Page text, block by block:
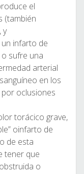
el
(también
y
infarto de
sufre una
arterial
en los
oclusiones
torácico grave,
oinfarto de
de esta
tener que
o